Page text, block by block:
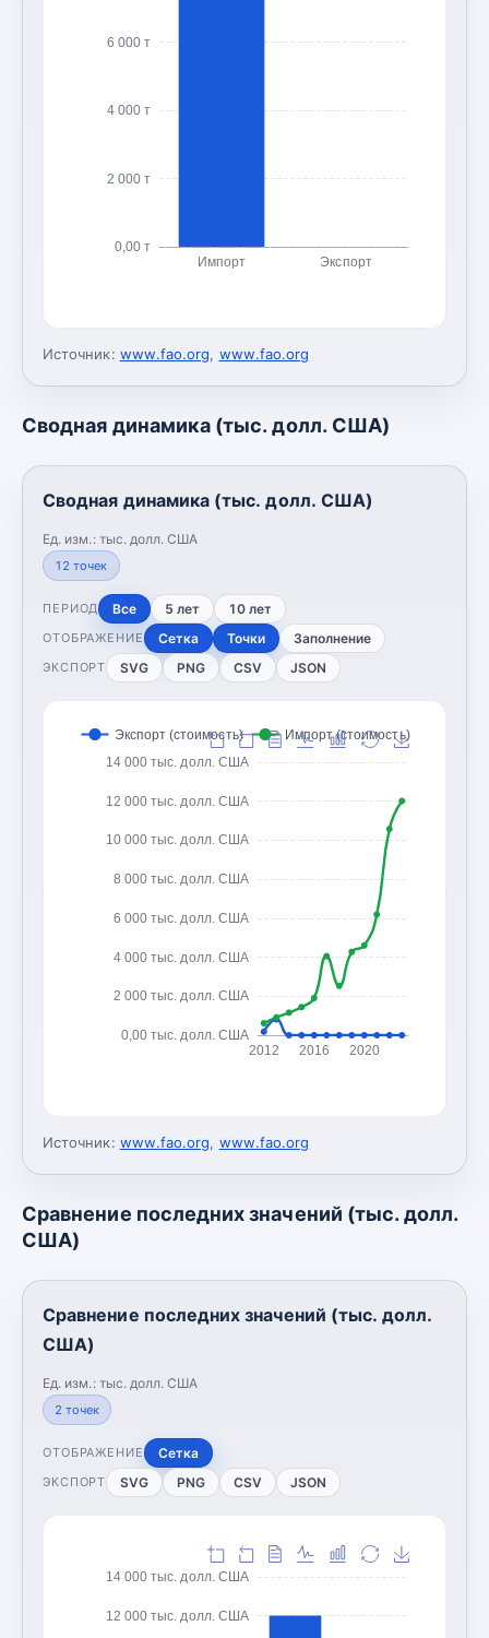
0,00 т
2 000 т
4 000 т
6 000 т
Импорт Экспорт
Источник: www.fao.org, www.fao.org
Сводная динамика (тыс. долл. США)
Сводная динамика (тыс. долл. США)
Ед. изм.: тыс. долл. США
12 точек
ПЕРИОД Все 5 лет 10 лет
ОТОБРАЖЕНИЕ Сетка Точки Заполнение
ЭКСПОРТ SVG PNG CSV JSON
0,00 тыс. долл. США
2 000 тыс. долл. США
4 000 тыс. долл. США
6 000 тыс. долл. США
8 000 тыс. долл. США
10 000 тыс. долл. США
12 000 тыс. долл. США
14 000 тыс. долл. США
2012 2016 2020
Экспорт (стоимость) Импорт (стоимость)
Источник: www.fao.org, www.fao.org
Сравнение последних значений (тыс. долл.
США)
Сравнение последних значений (тыс. долл.
США)
Ед. изм.: тыс. долл. США
2 точек
ОТОБРАЖЕНИЕ Сетка
ЭКСПОРТ SVG PNG CSV JSON
12 000 тыс. долл. США
14 000 тыс. долл. США